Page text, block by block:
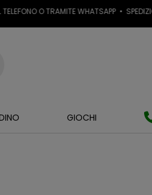
O TRAMITE WHATSAPP•SPEDIZIONE
GIOCHI